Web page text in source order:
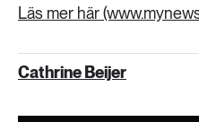
Läs mer här
Cathrine Beijer